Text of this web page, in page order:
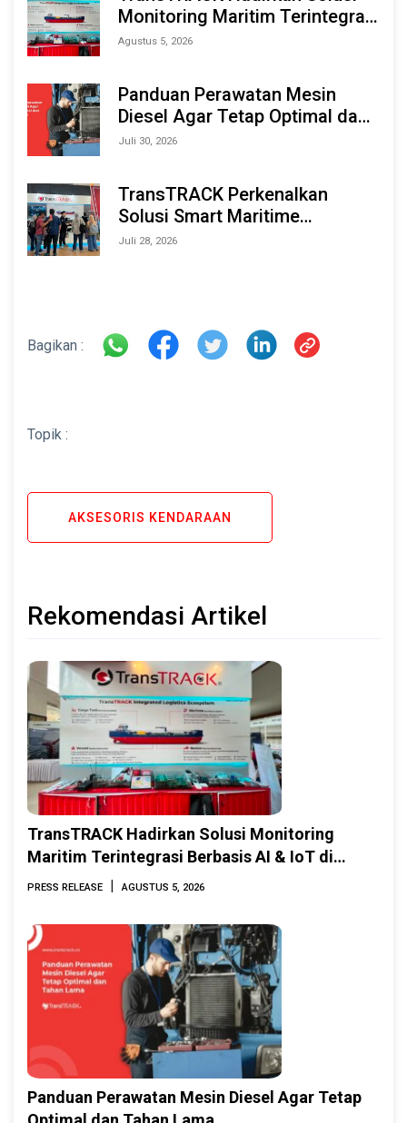
Monitoring Maritim Terintegrasi
Berbasis AI & IoT di Indonesia
Agustus 5, 2026
Panduan Perawatan Mesin
Diesel Agar Tetap Optimal dan
Tahan Lama
Juli 30, 2026
TransTRACK Perkenalkan
Solusi Smart Maritime
Monitoring Berbasis AI dan IoT
Juli 28, 2026
Bagikan :
Topik :
AKSESORIS KENDARAAN
Rekomendasi Artikel
TransTRACK Hadirkan Solusi Monitoring
Maritim Terintegrasi Berbasis AI & IoT di
Indonesia Marine & Offshore Expo (IMOX)
PRESS RELEASE | AGUSTUS 5, 2026
Panduan Perawatan Mesin Diesel Agar Tetap